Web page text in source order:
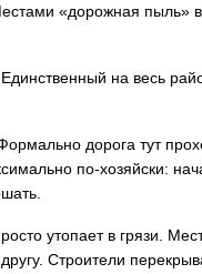
«дорожная пыль»
на весь
дорога тут
по-хозяйски:
утопает в грязи.
Строители
подорожало
рублей
Семья